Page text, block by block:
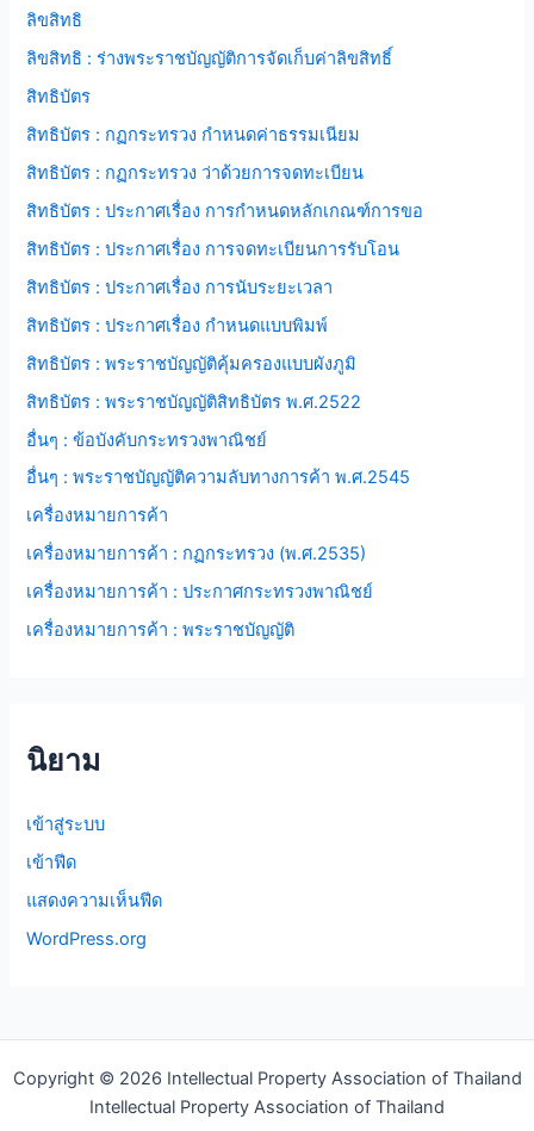
ลิขสิทธิ
ลิขสิทธิ : ร่างพระราชบัญญัติการจัดเก็บค่าลิขสิทธิ์
สิทธิบัตร
สิทธิบัตร : กฏกระทรวง กำหนดค่าธรรมเนียม
สิทธิบัตร : กฏกระทรวง ว่าด้วยการจดทะเบียน
สิทธิบัตร : ประกาศเรื่อง การกำหนดหลักเกณฑ์การขอ
สิทธิบัตร : ประกาศเรื่อง การจดทะเบียนการรับโอน
สิทธิบัตร : ประกาศเรื่อง การนับระยะเวลา
สิทธิบัตร : ประกาศเรื่อง กำหนดแบบพิมพ์
สิทธิบัตร : พระราชบัญญัติคุ้มครองแบบผังภูมิ
สิทธิบัตร : พระราชบัญญัติสิทธิบัตร พ.ศ.2522
อื่นๆ : ข้อบังคับกระทรวงพาณิชย์
อื่นๆ : พระราชบัญญัติความลับทางการค้า พ.ศ.2545
เครื่องหมายการค้า
เครื่องหมายการค้า : กฏกระทรวง (พ.ศ.2535)
เครื่องหมายการค้า : ประกาศกระทรวงพาณิชย์
เครื่องหมายการค้า : พระราชบัญญัติ
นิยาม
เข้าสู่ระบบ
เข้าฟีด
แสดงความเห็นฟีด
WordPress.org
Copyright © 2026 Intellectual Property Association of Thailand
Intellectual Property Association of Thailand